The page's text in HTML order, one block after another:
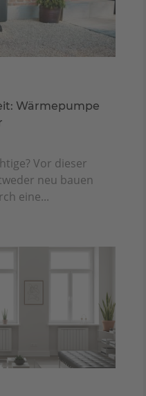
Wärmepumpe
Vor dieser
neu bauen
eine...